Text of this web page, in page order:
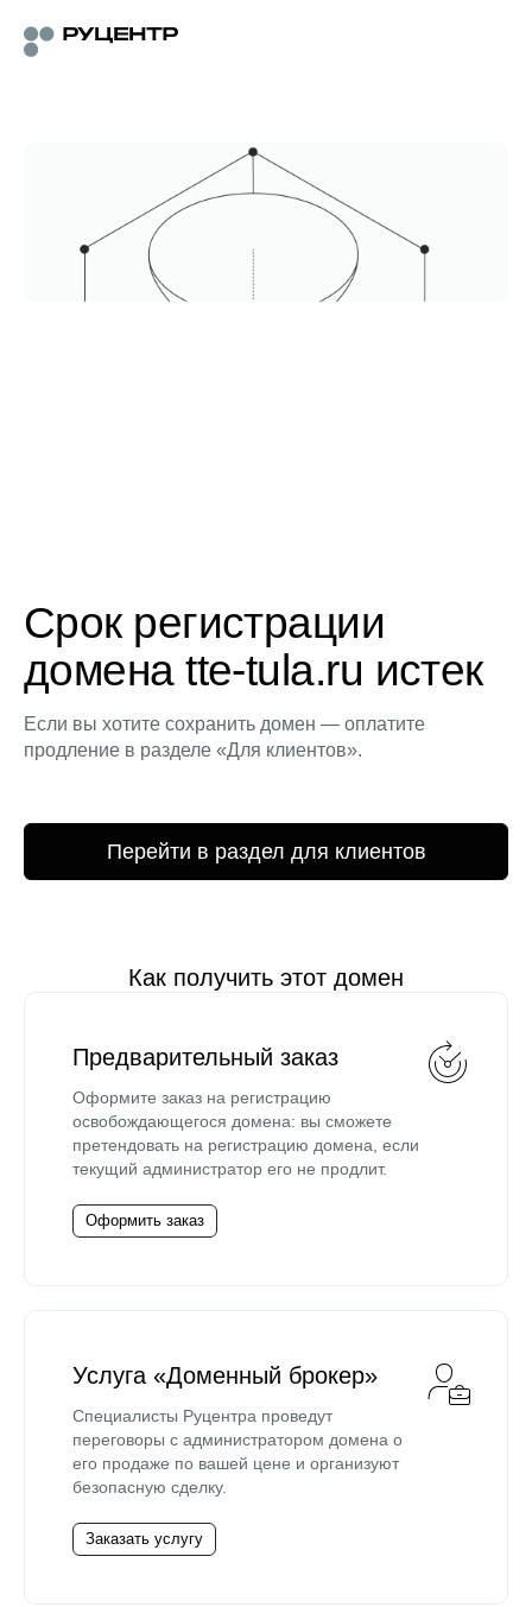
Срок регистрации
домена tte-tula.ru истек
Если вы хотите сохранить домен — оплатите
продление в разделе «Для клиентов».
Перейти в раздел для клиентов
Как получить этот домен
Предварительный заказ
Оформите заказ на регистрацию
освобождающегося домена: вы сможете
претендовать на регистрацию домена, если
текущий администратор его не продлит.
Оформить заказ
Услуга «Доменный брокер»
Специалисты Руцентра проведут
переговоры с администратором домена о
его продаже по вашей цене и организуют
безопасную сделку.
Заказать услугу